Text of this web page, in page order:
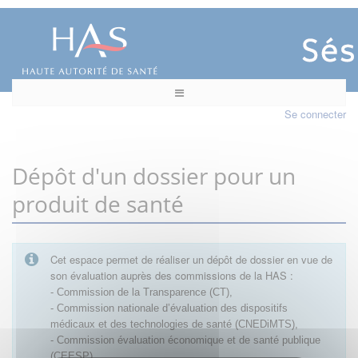
Se connecter
Dépôt d'un dossier pour un
produit de santé
Cet espace permet de réaliser un dépôt de dossier en vue de
son évaluation auprès des commissions de la HAS :
- Commission de la Transparence (CT),
- Commission nationale d’évaluation des dispositifs
médicaux et des technologies de santé (CNEDiMTS),
- Commission évaluation économique et de santé publique